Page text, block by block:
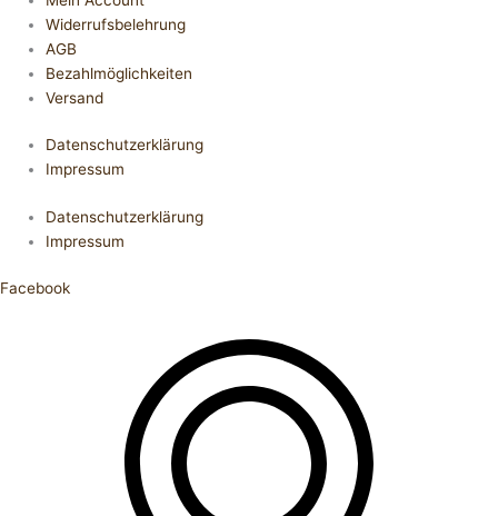
Widerrufsbelehrung
AGB
Bezahlmöglichkeiten
Versand
Datenschutzerklärung
Impressum
Datenschutzerklärung
Impressum
Facebook